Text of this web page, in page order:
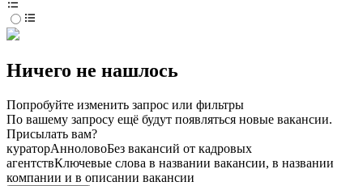
Ничего не нашлось
Попробуйте изменить запрос или фильтры
По вашему запросу ещё будут появляться новые вакансии.
Присылать вам?
кураторАнноловоБез вакансий от кадровых
агентствКлючевые слова в названии вакансии, в названии
компании и в описании вакансии